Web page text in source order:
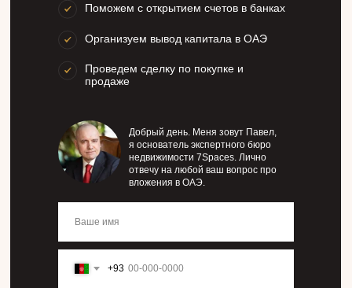
+93
Добрый день. Меня зовут Павел,
я основатель экспертного бюро
недвижимости 7Spaces. Лично
отвечу на любой ваш вопрос про
вложения в ОАЭ.
Проведем сделку по покупке и
продаже
Организуем вывод капитала в ОАЭ
Поможем с открытием счетов в банках